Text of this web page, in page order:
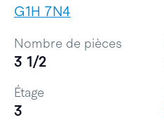
G1H 7N4
Nombre de pièces
3 1/2
Étage
3